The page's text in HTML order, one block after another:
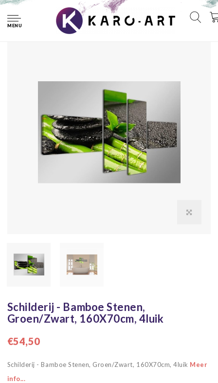
MENU
Schilderij - Bamboe Stenen, Groen/Zwart, 160X70cm, 4luik
Schilderij - Bamboe Stenen,
Groen/Zwart, 160X70cm, 4luik
€54,50
Schilderij - Bamboe Stenen, Groen/Zwart, 160X70cm, 4luik Meer
info...